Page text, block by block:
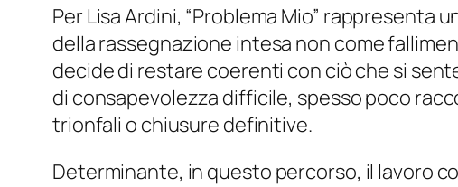
Per Lisa Ardini, “Problema Mio” rappresenta
della rassegnazione intesa non come
decide di restare coerenti con ciò che si
di consapevolezza difficile, spesso poco
trionfali o chiusure definitive.
Determinante, in questo percorso, il lavoro